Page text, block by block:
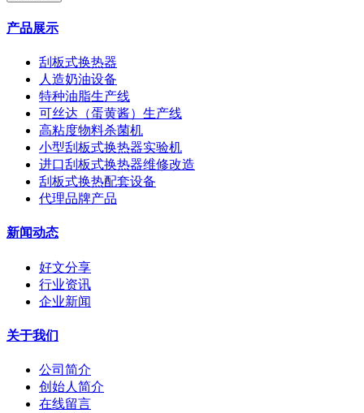
产品展示
刮板式换热器
人造奶油设备
特种油脂生产线
可丝达（蛋黄酱）生产线
高粘度物料杀菌机
小型刮板式换热器实验机
进口刮板式换热器维修改造
刮板式换热配套设备
代理品牌产品
新闻动态
好文分享
行业资讯
企业新闻
关于我们
公司简介
创始人简介
在线留言